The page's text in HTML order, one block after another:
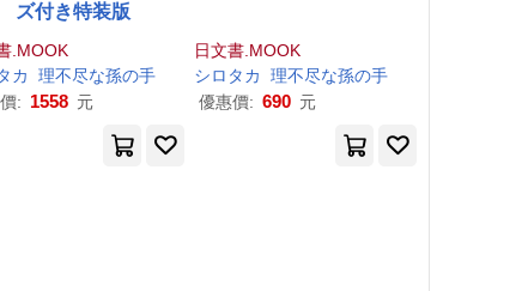
の手
小天野
ズ付き特装版
.MOOK
カ
理不尽な孫の手
: 1558 元
日文書.MOOK
シロタカ
理不尽な孫の手
優惠價: 690 元